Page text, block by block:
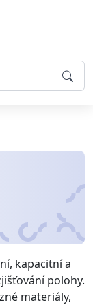
kapacitní a
polohy.
materiály,